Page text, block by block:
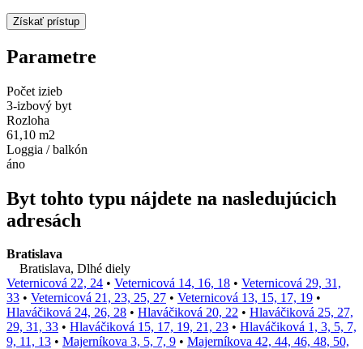
Parametre
Počet izieb
3-izbový byt
Rozloha
61,10 m2
Loggia / balkón
áno
Byt tohto typu nájdete na nasledujúcich
adresách
Bratislava
Bratislava, Dlhé diely
Veternicová 22, 24 • Veternicová 14, 16, 18 • Veternicová 29, 31,
33 • Veternicová 21, 23, 25, 27 • Veternicová 13, 15, 17, 19 •
Hlaváčiková 24, 26, 28 • Hlaváčiková 20, 22 • Hlaváčiková 25, 27,
29, 31, 33 • Hlaváčiková 15, 17, 19, 21, 23 • Hlaváčiková 1, 3, 5, 7,
9, 11, 13 • Majerníkova 3, 5, 7, 9 • Majerníkova 42, 44, 46, 48, 50,